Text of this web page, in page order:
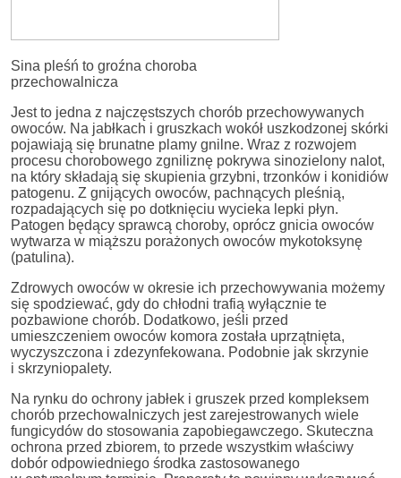
Sina pleśń to groźna choroba
przechowalnicza
Jest to jedna z najczęstszych chorób przechowywanych
owoców. Na jabłkach i gruszkach wokół uszkodzonej skórki
pojawiają się brunatne plamy gnilne. Wraz z rozwojem
procesu chorobowego zgniliznę pokrywa sinozielony nalot,
na który składają się skupienia grzybni, trzonków i konidiów
patogenu. Z gnijących owoców, pachnących pleśnią,
rozpadających się po dotknięciu wycieka lepki płyn.
Patogen będący sprawcą choroby, oprócz gnicia owoców
wytwarza w miąższu porażonych owoców mykotoksynę
(patulina).
Zdrowych owoców w okresie ich przechowywania możemy
się spodziewać, gdy do chłodni trafią wyłącznie te
pozbawione chorób. Dodatkowo, jeśli przed
umieszczeniem owoców komora została uprzątnięta,
wyczyszczona i zdezynfekowana. Podobnie jak skrzynie
i skrzyniopalety.
Na rynku do ochrony jabłek i gruszek przed kompleksem
chorób przechowalniczych jest zarejestrowanych wiele
fungicydów do stosowania zapobiegawczego. Skuteczna
ochrona przed zbiorem, to przede wszystkim właściwy
dobór odpowiedniego środka zastosowanego